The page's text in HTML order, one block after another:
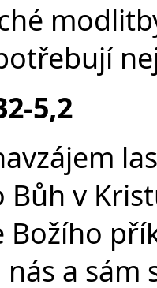
5,2
Bůh v
a sám